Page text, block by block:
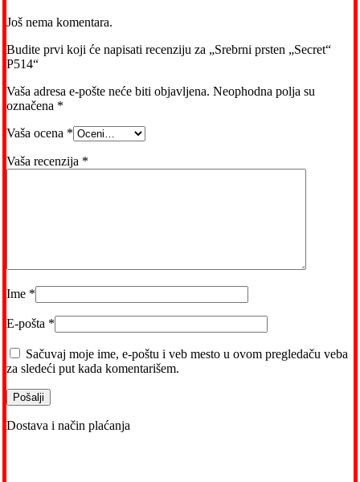
Još nema komentara.
Budite prvi koji će napisati recenziju za „Srebrni prsten „Secret“
P514“
Vaša adresa e-pošte neće biti objavljena. Neophodna polja su
označena *
Vaša ocena *
Vaša recenzija *
Ime *
E-pošta *
Sačuvaj moje ime, e-poštu i veb mesto u ovom pregledaču veba
za sledeći put kada komentarišem.
Dostava i način plaćanja